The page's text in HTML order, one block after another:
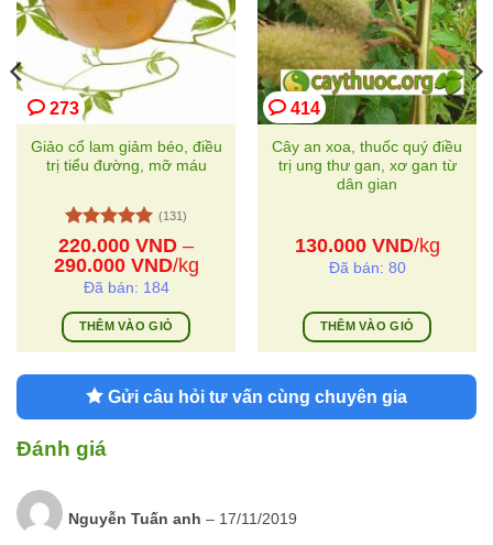
273
Giảo cổ lam giảm béo, điều
trị tiểu đường, mỡ máu
Được xếp
hạng55
sao
(131)
220.000 VND –
290.000 VNDKhoảng
220.000 VND
đến
/kg
Đã bán: 184
THÊM VÀO GIỎ
Sản
phẩm
này
có
Các
414
Cây an xoa, thuốc quý điều
trị ung thư gan, xơ gan từ
dân gian
130.000 VND/kg
Đã bán: 80
THÊM VÀO GIỎ
Gửi câu hỏi tư vấn cùng chuyên gia
Đánh giá
Nguyễn Tuấn anh – 17/11/2019